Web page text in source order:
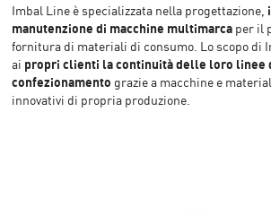
Imbal Line è specializzata nella progettazione,
manutenzione di macchine multimarca per il
fornitura di materiali di consumo. Lo scopo di
ai propri clienti la continuità delle loro linee
confezionamento grazie a macchine e
innovativi di propria produzione.